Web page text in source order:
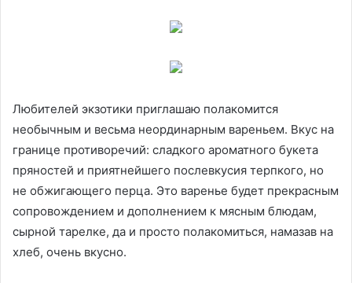
Любителей экзотики приглашаю полакомится
необычным и весьма неординарным вареньем. Вкус на
границе противоречий: сладкого ароматного букета
пряностей и приятнейшего послевкусия терпкого, но
не обжигающего перца. Это варенье будет прекрасным
сопровождением и дополнением к мясным блюдам,
сырной тарелке, да и просто полакомиться, намазав на
хлеб, очень вкусно.